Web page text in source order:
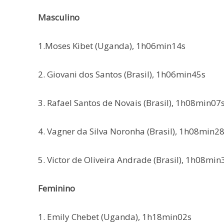
Masculino
1.Moses Kibet (Uganda), 1h06min14s
2. Giovani dos Santos (Brasil), 1h06min45s
3. Rafael Santos de Novais (Brasil), 1h08min07s
4. Vagner da Silva Noronha (Brasil),
5. Victor de Oliveira Andrade (Brasil),
Feminino
1. Emily Chebet (Uganda), 1h18min02s